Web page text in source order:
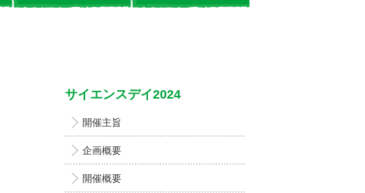
サイエンスデイ2024
開催主旨
企画概要
開催概要